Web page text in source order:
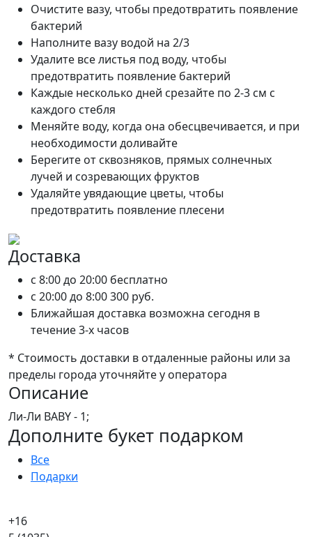
Очистите вазу, чтобы предотвратить появление
бактерий
Наполните вазу водой на 2/3
Удалите все листья под воду, чтобы
предотвратить появление бактерий
Каждые несколько дней срезайте по 2-3 см с
каждого стебля
Меняйте воду, когда она обесцвечивается, и при
необходимости доливайте
Берегите от сквозняков, прямых солнечных
лучей и созревающих фруктов
Удаляйте увядающие цветы, чтобы
предотвратить появление плесени
Доставка
c 8:00 до 20:00 бесплатно
c 20:00 до 8:00300 руб.
Ближайшая доставка возможна сегодня в
течение 3-х часов
* Стоимость доставки в отдаленные районы или за
пределы города уточняйте у оператора
Описание
Ли-Ли BABY - 1;
Дополните букет подарком
Все
Подарки
+16